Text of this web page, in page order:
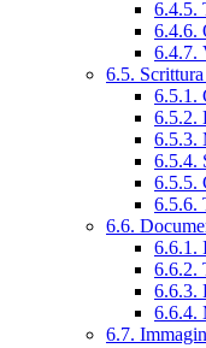
6.4.5.
6.4.6.
6.4.7.
6.5.
6.5.1.
6.5.2.
6.5.3.
6.5.4.
6.5.5.
6.5.6.
6.6.
6.6.1.
6.6.2.
6.6.3.
6.6.4.
6.7.